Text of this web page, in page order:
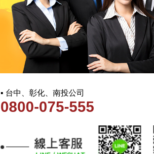
▪ 台中、彰化、南投公司
0800-075-555